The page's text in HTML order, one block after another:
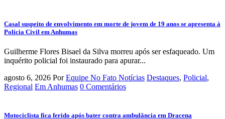
Casal suspeito de envolvimento em morte de jovem de 19 anos se apresenta à
Polícia Civil em Anhumas
Guilherme Flores Bisael da Silva morreu após ser esfaqueado. Um
inquérito policial foi instaurado para apurar...
agosto 6, 2026 Por Equipe No Fato Notícias Destaques, Policial,
Regional Em Anhumas 0 Comentários
Motociclista fica ferido após bater contra ambulância em Dracena